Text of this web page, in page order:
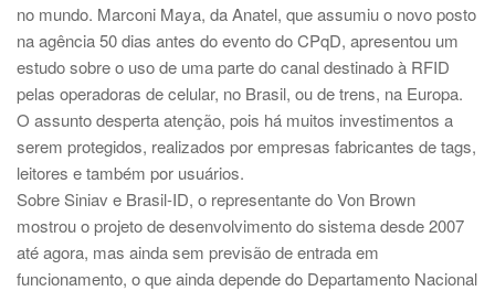
no mundo. Marconi Maya, da Anatel, que assumiu o novo posto
na agência 50 dias antes do evento do CPqD, apresentou um
estudo sobre o uso de uma parte do canal destinado à RFID
pelas operadoras de celular, no Brasil, ou de trens, na Europa.
O assunto desperta atenção, pois há muitos investimentos a
serem protegidos, realizados por empresas fabricantes de tags,
leitores e também por usuários.
Sobre Siniav e Brasil-ID, o representante do Von Brown
mostrou o projeto de desenvolvimento do sistema desde 2007
até agora, mas ainda sem previsão de entrada em
funcionamento, o que ainda depende do Departamento Nacional